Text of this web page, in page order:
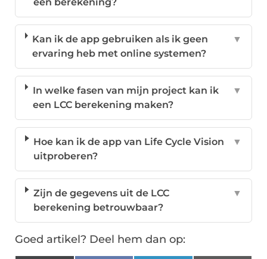
een berekening?
Kan ik de app gebruiken als ik geen
ervaring heb met online systemen?
▼
In welke fasen van mijn project kan ik
een LCC berekening maken?
▼
Hoe kan ik de app van Life Cycle Vision
uitproberen?
▼
Zijn de gegevens uit de LCC
berekening betrouwbaar?
▼
Goed artikel? Deel hem dan op: